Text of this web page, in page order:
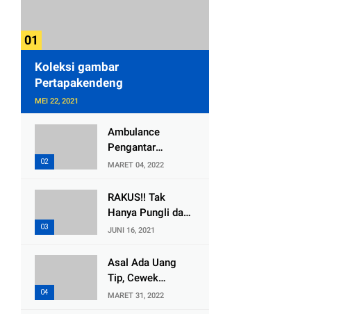
Koleksi gambar
Pertapakendeng
MEI 22, 2021
Ambulance
Pengantar
Jenazah Kepala
Mengalami
Kecelakaan
MARET 04, 2022
RAKUS!! Tak
Hanya Pungli dan
Dana Bedah
Diembat, ,
Perangkat Desa
JUNI 16, 2021
Asal Ada Uang
Tip, Cewek
Pemandu Karaoke
MARET 31, 2022